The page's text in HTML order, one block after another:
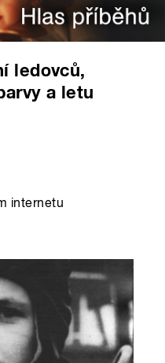
ledovců,
a letu
internetu